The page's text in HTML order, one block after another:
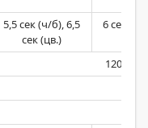
5,5 сек (ч/б), 6,5
сек (цв.)
6 сек (ч/
1200 x